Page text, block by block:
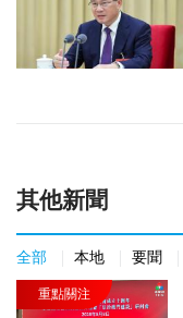
其他新聞
全部 本地 要聞